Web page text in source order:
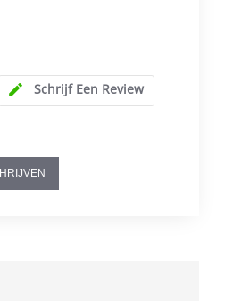
Schrijf Een Review